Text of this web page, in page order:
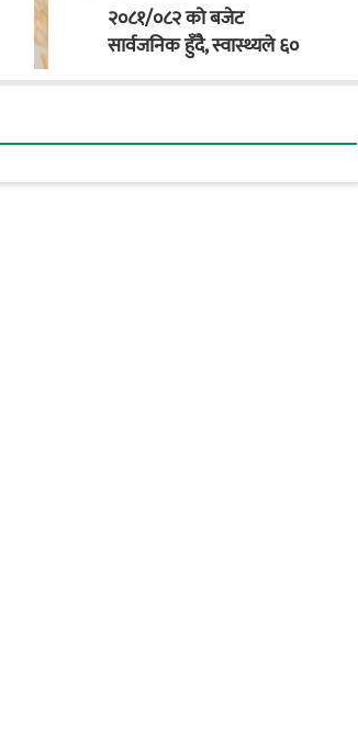
२०८१/०८२ को बजेट
सार्वजनिक हुँदै, स्वास्थ्यले ६०
अर्ब हाराहारीमा बजेट पाउने